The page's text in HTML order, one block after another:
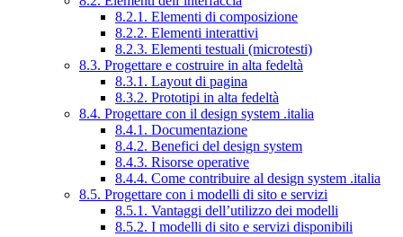
8.2.1. Elementi di composizione
8.2.2. Elementi interattivi
8.2.3. Elementi testuali (microtesti)
8.3. Progettare e costruire in alta fedeltà
8.3.1. Layout di pagina
8.3.2. Prototipi in alta fedeltà
8.4. Progettare con il design system .italia
8.4.1. Documentazione
8.4.2. Benefici del design system
8.4.3. Risorse operative
8.4.4. Come contribuire al design system .italia
8.5. Progettare con i modelli di sito e servizi
8.5.1. Vantaggi dell’utilizzo dei modelli
8.5.2. I modelli di sito e servizi disponibili